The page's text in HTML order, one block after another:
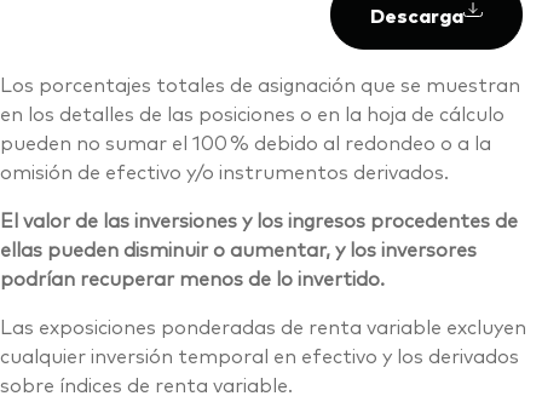
Descarga
Los porcentajes totales de asignación que se muestran
en los detalles de las posiciones o en la hoja de cálculo
pueden no sumar el 100 % debido al redondeo o a la
omisión de efectivo y/o instrumentos derivados.
El valor de las inversiones y los ingresos procedentes de
ellas pueden disminuir o aumentar, y los inversores
podrían recuperar menos de lo invertido.
Las exposiciones ponderadas de renta variable excluyen
cualquier inversión temporal en efectivo y los derivados
sobre índices de renta variable.